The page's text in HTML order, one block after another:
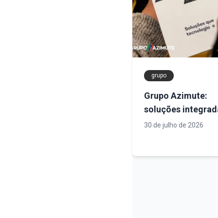
grupo
Grupo Azimute:
soluções
engenharia,
30 de julho de 2026